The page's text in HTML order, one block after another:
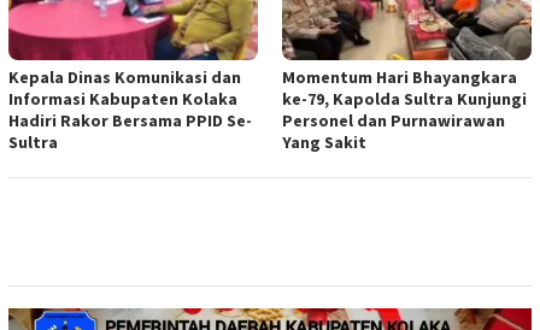
Kepala Dinas Komunikasi dan
Informasi Kabupaten Kolaka
Hadiri Rakor Bersama PPID Se-
Sultra
Momentum Hari Bhayangkara
ke-79, Kapolda Sultra Kunjungi
Personel dan Purnawirawan
Yang Sakit